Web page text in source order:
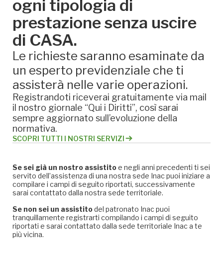
ogni tipologia di
prestazione senza uscire
di CASA.
Le richieste saranno esaminate da
un esperto previdenziale che ti
assisterà nelle varie operazioni.
Registrandoti riceverai gratuitamente via mail
il nostro giornale “Qui i Diritti”, così sarai
sempre aggiornato sull’evoluzione della
normativa.
SCOPRI TUTTI I NOSTRI SERVIZI
Se sei già un nostro assistitoe negli anni precedenti ti sei
servito dell’assistenza di una nostra sede Inac puoi iniziare a
compilare i campi di seguito riportati, successivamente
sarai contattato dalla nostra sede territoriale.
Se non sei un assistitodel patronato Inac puoi
tranquillamente registrarti compilando i campi di seguito
riportati e sarai contattato dalla sede territoriale Inac a te
più vicina.